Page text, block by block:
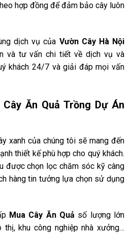
hợp đồng để đảm bảo cây luôn
dịch vụ của Vườn Cây Hà Nội
và tư vấn chi tiết về dịch vụ và
khách 24/7 và giải đáp mọi vấn
Ăn Quả Trồng Dự Án
xanh của chúng tôi sẽ mang đến
thiết kế phù hợp cho quý khách.
được chọn lọc chăm sóc kỹ càng
hàng tin tưởng lựa chọn sử dụng
Mua Cây Ăn Quả số lượng lớn
khu công nghiệp nhà xưởng…